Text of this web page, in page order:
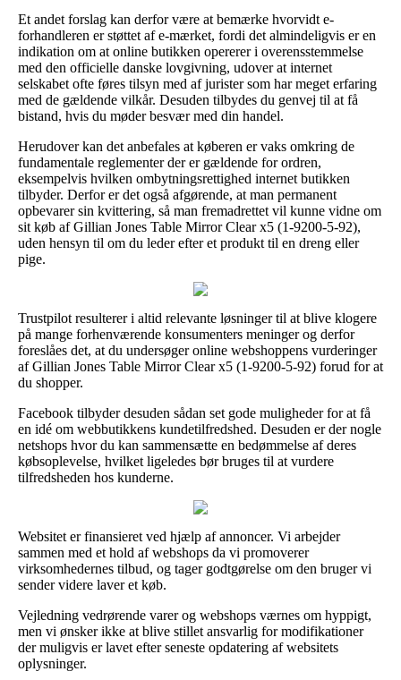
Et andet forslag kan derfor være at bemærke hvorvidt e-
forhandleren er støttet af e-mærket, fordi det almindeligvis er en
indikation om at online butikken opererer i overensstemmelse
med den officielle danske lovgivning, udover at internet
selskabet ofte føres tilsyn med af jurister som har meget erfaring
med de gældende vilkår. Desuden tilbydes du genvej til at få
bistand, hvis du møder besvær med din handel.
Herudover kan det anbefales at køberen er vaks omkring de
fundamentale reglementer der er gældende for ordren,
eksempelvis hvilken ombytningsrettighed internet butikken
tilbyder. Derfor er det også afgørende, at man permanent
opbevarer sin kvittering, så man fremadrettet vil kunne vidne om
sit køb af Gillian Jones Table Mirror Clear x5 (1-9200-5-92),
uden hensyn til om du leder efter et produkt til en dreng eller
pige.
Trustpilot resulterer i altid relevante løsninger til at blive klogere
på mange forhenværende konsumenters meninger og derfor
foreslåes det, at du undersøger online webshoppens vurderinger
af Gillian Jones Table Mirror Clear x5 (1-9200-5-92) forud for at
du shopper.
Facebook tilbyder desuden sådan set gode muligheder for at få
en idé om webbutikkens kundetilfredshed. Desuden er der nogle
netshops hvor du kan sammensætte en bedømmelse af deres
købsoplevelse, hvilket ligeledes bør bruges til at vurdere
tilfredsheden hos kunderne.
Websitet er finansieret ved hjælp af annoncer. Vi arbejder
sammen med et hold af webshops da vi promoverer
virksomhedernes tilbud, og tager godtgørelse om den bruger vi
sender videre laver et køb.
Vejledning vedrørende varer og webshops værnes om hyppigt,
men vi ønsker ikke at blive stillet ansvarlig for modifikationer
der muligvis er lavet efter seneste opdatering af websitets
oplysninger.